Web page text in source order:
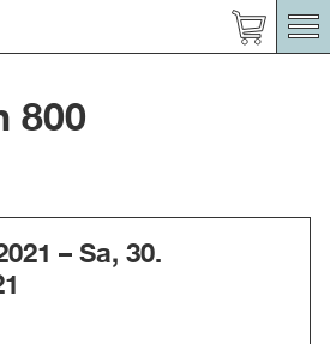
800
– Sa, 30.